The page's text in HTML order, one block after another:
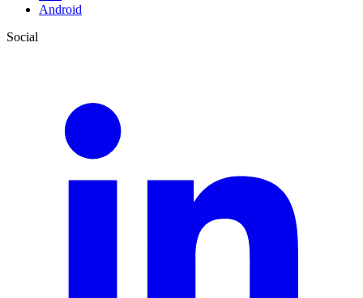
Android
Social